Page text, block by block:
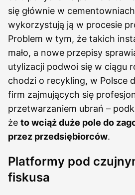
się głównie w
wykorzystują ją w procesie
Problem w tym, że takich
mało, a nowe przepisy
utylizacji podwoi się w ciągu
chodzi o recykling, w Polsce
firm zajmujących się
przetwarzaniem ubrań –
że to wciąż duże pole do
przez przedsiębiorców.
Platformy pod
fiskusa